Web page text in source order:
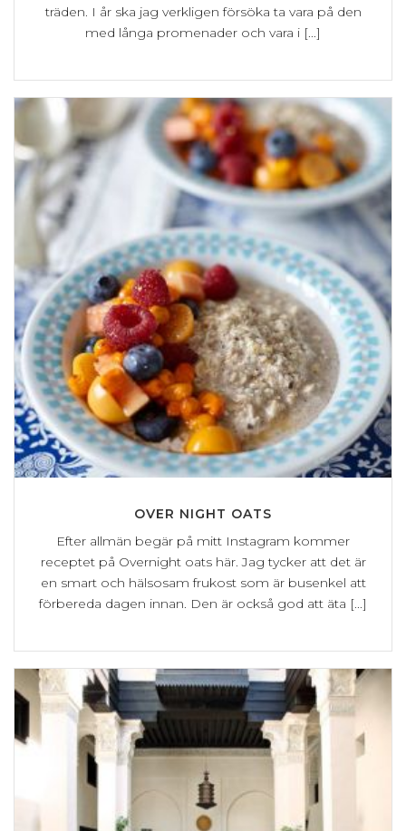
träden. I år ska jag verkligen försöka ta vara på den
med långa promenader och vara i [...]
OVER NIGHT OATS
Efter allmän begär på mitt Instagram kommer
receptet på Overnight oats här. Jag tycker att det är
en smart och hälsosam frukost som är busenkel att
förbereda dagen innan. Den är också god att äta [...]